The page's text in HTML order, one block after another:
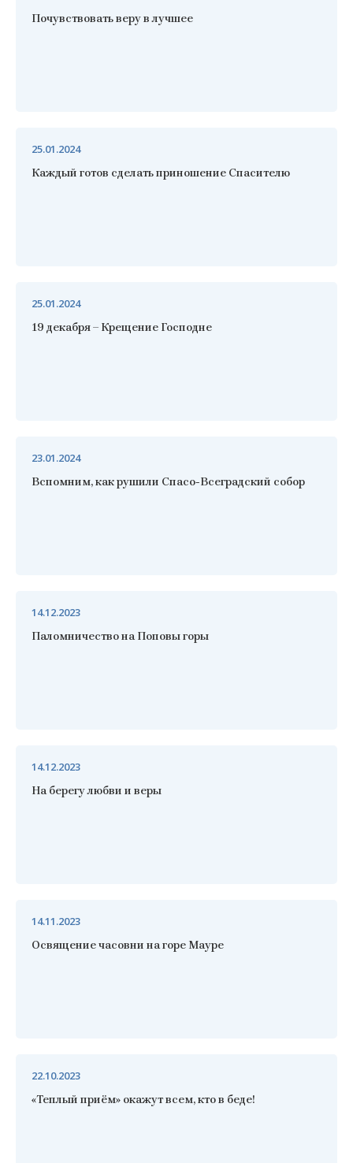
Почувствовать веру в лучшее
Каждый готов сделать приношение Спасителю
25.01.2024
19 декабря – Крещение Господне
25.01.2024
Вспомним, как рушили Спасо-Всеградский собор
23.01.2024
Паломничество на Поповы горы
14.12.2023
На берегу любви и веры
14.12.2023
Освящение часовни на горе Мауре
14.11.2023
«Теплый приём» окажут всем, кто в беде!
22.10.2023